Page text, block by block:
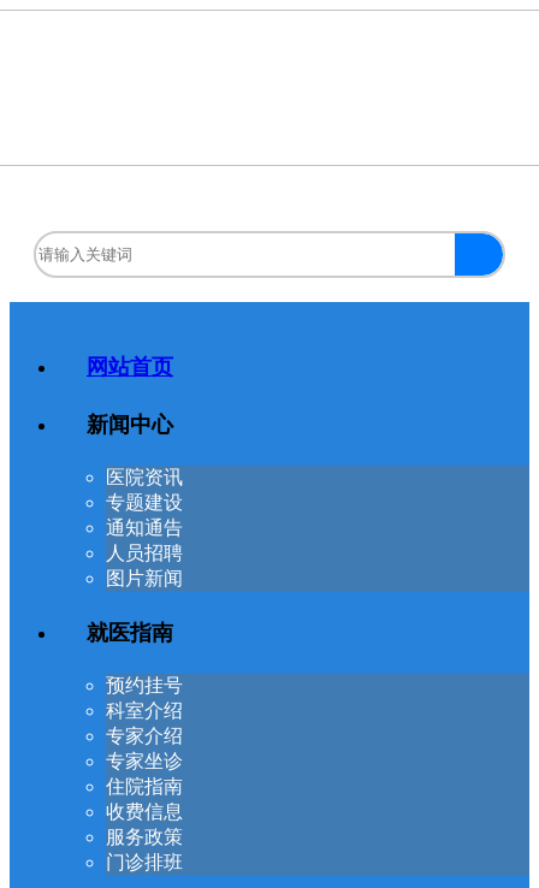
网站首页
新闻中心
医院资讯
专题建设
通知通告
人员招聘
图片新闻
就医指南
预约挂号
科室介绍
专家介绍
专家坐诊
住院指南
收费信息
服务政策
门诊排班